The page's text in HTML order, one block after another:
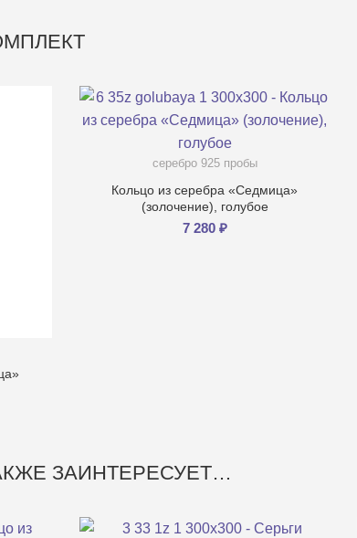
серебро 925 пробы
Кольцо из серебра «Седмица»
(золочение), голубое
7 280 ₽
ЗАИНТЕРЕСУЕТ…